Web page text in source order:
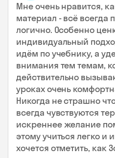
Мне очень нравится,
материал - всё всегда
логично. Особенно
индивидуальный
идём по учебнику, а
внимания тем темам,
действительно
уроках очень
Никогда не страшно
всегда чувствуются
искреннее желание
этому учиться легко и
хочется отметить, как